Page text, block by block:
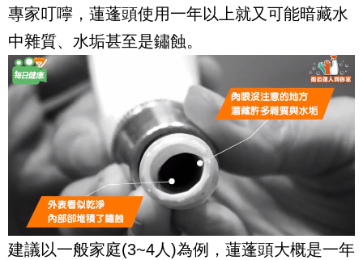
專家叮嚀，蓮蓬頭使用一年以上就又可能暗藏水
中雜質、水垢甚至是鏽蝕。
建議以一般家庭(3~4人)為例，蓮蓬頭大概是一年